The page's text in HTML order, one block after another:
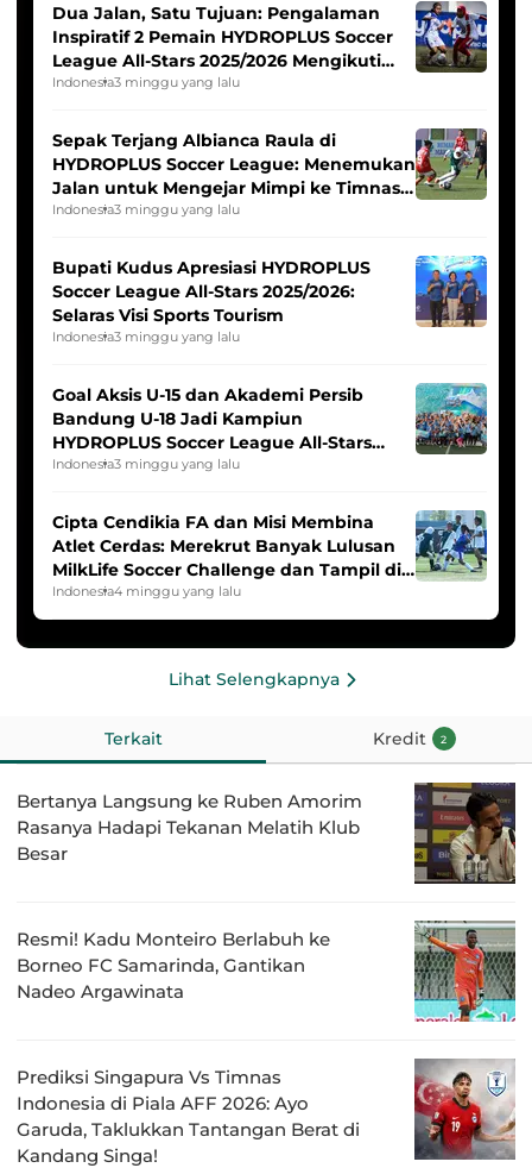
Dua Jalan, Satu Tujuan: Pengalaman
Inspiratif 2 Pemain HYDROPLUS Soccer
League All-Stars 2025/2026 Mengikuti
Seleksi Timnas Indonesia Putri
Indonesia3 minggu yang lalu
Sepak Terjang Albianca Raula di
HYDROPLUS Soccer League: Menemukan
Jalan untuk Mengejar Mimpi ke Timnas
Indonesia Putri
Indonesia3 minggu yang lalu
Bupati Kudus Apresiasi HYDROPLUS
Soccer League All-Stars 2025/2026:
Selaras Visi Sports Tourism
Indonesia3 minggu yang lalu
Goal Aksis U-15 dan Akademi Persib
Bandung U-18 Jadi Kampiun
HYDROPLUS Soccer League All-Stars
2025/2026
Indonesia3 minggu yang lalu
Cipta Cendikia FA dan Misi Membina
Atlet Cerdas: Merekrut Banyak Lulusan
MilkLife Soccer Challenge dan Tampil di
HYDROPLUS Soccer League
Indonesia4 minggu yang lalu
Lihat Selengkapnya
Terkait Kredit 2
Bertanya Langsung ke Ruben Amorim
Rasanya Hadapi Tekanan Melatih Klub
Besar
Resmi! Kadu Monteiro Berlabuh ke
Borneo FC Samarinda, Gantikan
Nadeo Argawinata
Prediksi Singapura Vs Timnas
Indonesia di Piala AFF 2026: Ayo
Garuda, Taklukkan Tantangan Berat di
Kandang Singa!